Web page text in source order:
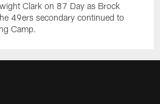
Clark on 87 Day as Brock
49ers secondary continued to
Camp.